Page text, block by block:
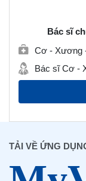
Bác sĩ
Cơ - Xương
Bác sĩ Cơ -
TẢI VỀ ỨNG